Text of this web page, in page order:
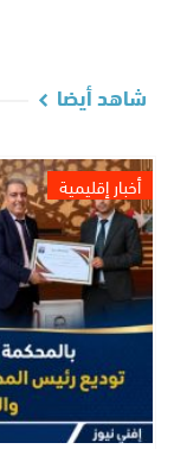
شاهد أيضا
أخبار إقليمية